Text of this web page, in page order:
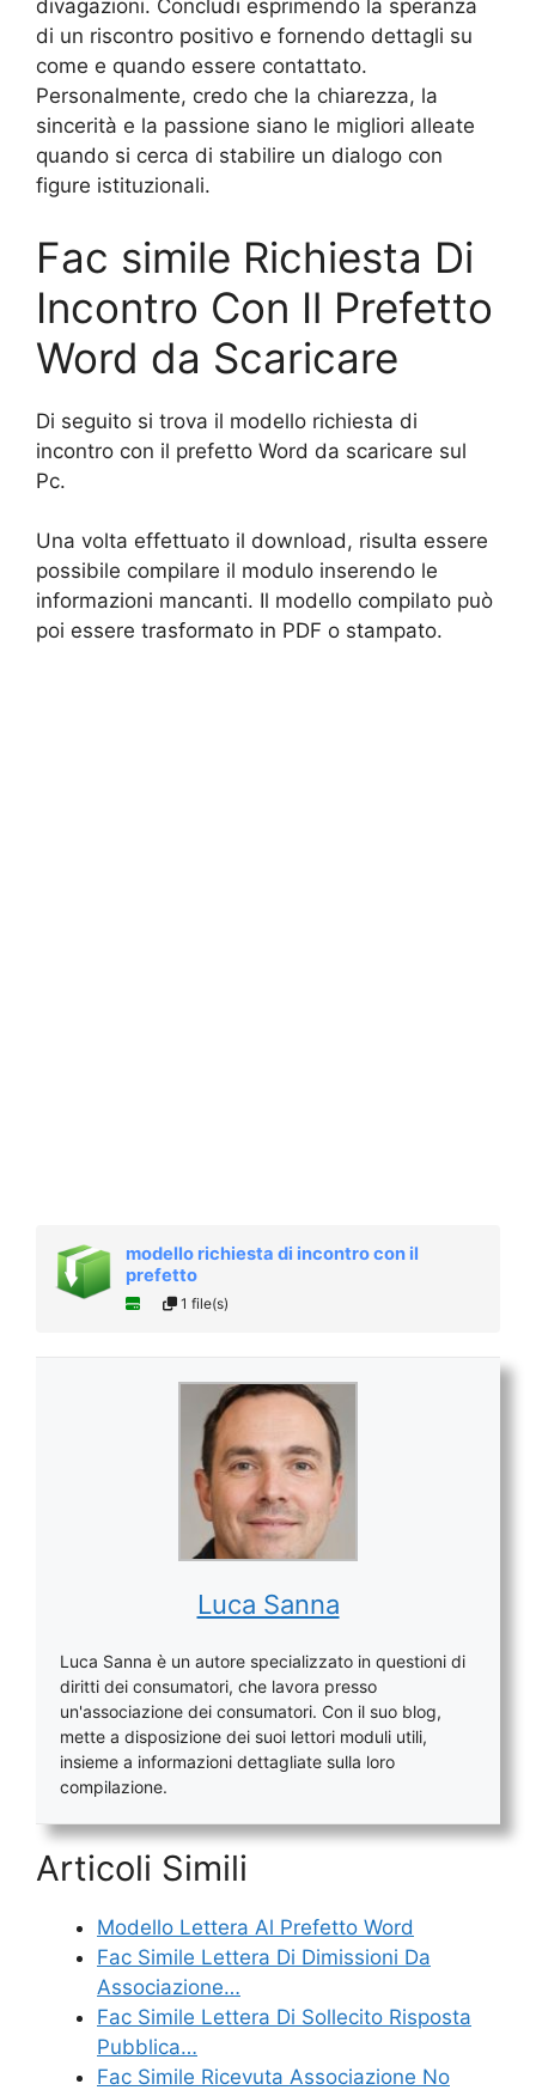
divagazioni. Concludi esprimendo la speranza
di un riscontro positivo e fornendo dettagli su
come e quando essere contattato.
Personalmente, credo che la chiarezza, la
sincerità e la passione siano le migliori alleate
quando si cerca di stabilire un dialogo con
figure istituzionali.
Fac simile Richiesta Di
Incontro Con Il Prefetto
Word da Scaricare
Di seguito si trova il modello richiesta di
incontro con il prefetto Word da scaricare sul
Pc.
Una volta effettuato il download, risulta essere
possibile compilare il modulo inserendo le
informazioni mancanti. Il modello compilato può
poi essere trasformato in PDF o stampato.
modello richiesta di incontro con il
prefetto
1 file(s)
Luca Sanna
Luca Sanna è un autore specializzato in questioni di
diritti dei consumatori, che lavora presso
un'associazione dei consumatori. Con il suo blog,
mette a disposizione dei suoi lettori moduli utili,
insieme a informazioni dettagliate sulla loro
compilazione.
Articoli Simili
Modello Lettera Al Prefetto Word
Fac Simile Lettera Di Dimissioni Da
Associazione…
Fac Simile Lettera Di Sollecito Risposta
Pubblica…
Fac Simile Ricevuta Associazione No